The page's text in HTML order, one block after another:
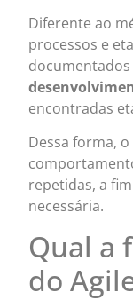
Diferente ao
processos e
encontradas
Dessa forma,
repetidas, a
necessária.
Qual a
do